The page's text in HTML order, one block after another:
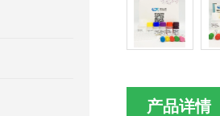
产品详情